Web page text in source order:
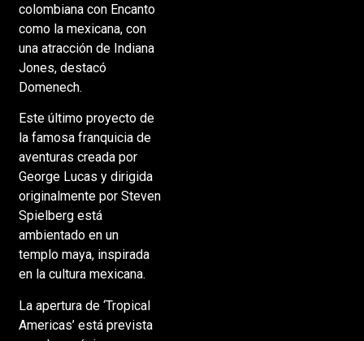
colombiana con Encanto
como la mexicana, con
una atracción de Indiana
Jones, destacó
Domenech.
Este último proyecto de
la famosa franquicia de
aventuras creada por
George Lucas y dirigida
originalmente por Steven
Spielberg está
ambientado en un
templo maya, inspirada
en la cultura mexicana.
La apertura de ‘Tropical
Americas’ está prevista